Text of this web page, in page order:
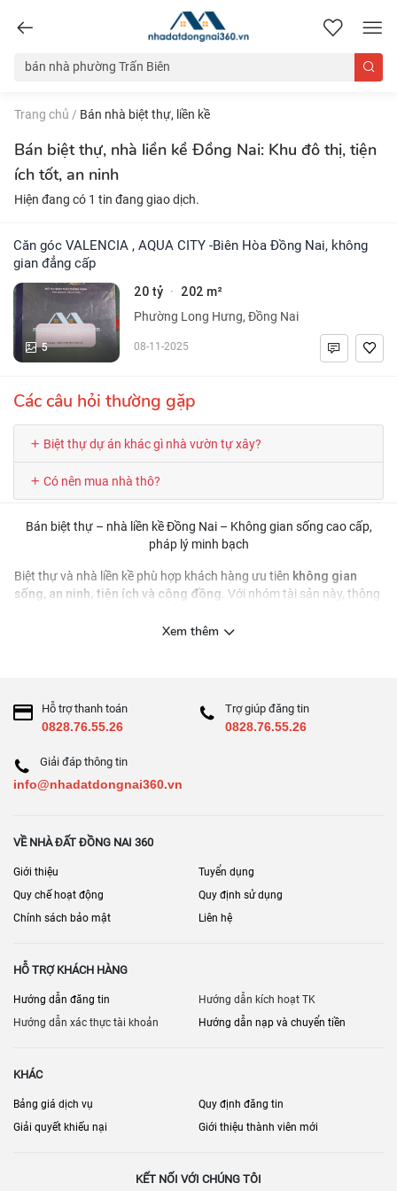
nhadatdongnai360.vn
Trang chủ / Bán nhà biệt thự, liền kề
Bán biệt thự, nhà liền kề Đồng Nai: Khu đô thị, tiện
ích tốt, an ninh
Hiện đang có 1 tin đang giao dịch.
Căn góc VALENCIA , AQUA CITY -Biên Hòa Đồng Nai, không
gian đẳng cấp
5
20 tỷ · 202 m²
Phường Long Hưng, Đồng Nai
08-11-2025
Các câu hỏi thường gặp
Biệt thự dự án khác gì nhà vườn tự xây?
Có nên mua nhà thô?
Bán biệt thự – nhà liền kề Đồng Nai – Không gian sống cao cấp,
pháp lý minh bạch
Biệt thự và nhà liền kề phù hợp khách hàng ưu tiên không gian
sống, an ninh, tiện ích và cộng đồng . Với nhóm tài sản này, thông
lượng quản lý vận hành, tiêu chuẩn bàn giao và pháp lý
Số phòng ngủ, sân vườn, gara, hướng nhà
Checklist trước khi đặt cọc
Pháp lý: sổ/ HĐMB/ tiến độ ra sổ (nếu dự án)
Tiện ích và chất lượng vận hành
Hạ tầng nội khu: đường, điện, thoát nước
Long Khánh] • [Bán nhà riêng Đồng Nai]
Xem thêm
Hỗ trợ thanh toán
0828.76.55.26
Trợ giúp đăng tin
0828.76.55.26
Giải đáp thông tin
info@nhadatdongnai360.vn
VỀ NHÀ ĐẤT ĐỒNG NAI 360
Giới thiệu
Tuyển dụng
Quy chế hoạt động
Quy định sử dụng
Chính sách bảo mật
Liên hệ
HỖ TRỢ KHÁCH HÀNG
Hướng dẫn đăng tin
Hướng dẫn kích hoạt TK
Hướng dẫn xác thực tài khoản
Hướng dẫn nạp và chuyển tiền
KHÁC
Bảng giá dịch vụ
Quy định đăng tin
Giải quyết khiếu nại
Giới thiệu thành viên mới
KẾT NỐI VỚI CHÚNG TÔI